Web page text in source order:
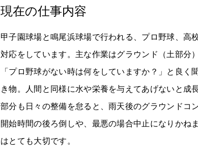
現在の仕事内容
甲子園球場と鳴尾浜球場で行われる、プロ野球、高
対応をしています。主な作業はグラウンド（土部分
「プロ野球がない時は何をしていますか？」と良く
き物。人間と同様に水や栄養を与えてあげないと成
部分も日々の整備を怠ると、雨天後のグラウンドコ
開始時間の後ろ倒しや、最悪の場合中止になりかね
はとても大切です。